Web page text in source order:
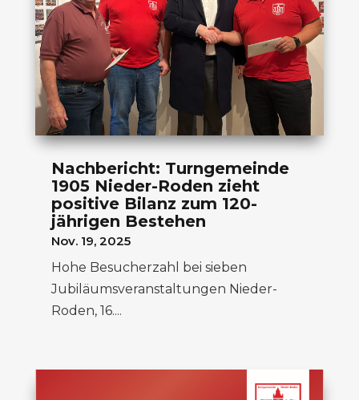
Nachbericht: Turngemeinde
1905 Nieder-Roden zieht
positive Bilanz zum 120-
jährigen Bestehen
Nov. 19, 2025
Hohe Besucherzahl bei sieben
Jubiläumsveranstaltungen Nieder-
Roden, 16....